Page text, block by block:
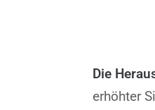
Die
erhöhter